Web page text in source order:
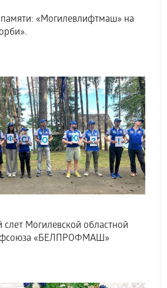
«Могилевлифтмаш» на
слет Могилевской областной
«БЕЛПРОФМАШ»